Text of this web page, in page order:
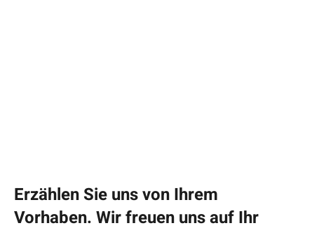
Erzählen Sie uns von Ihrem
Vorhaben. Wir freuen uns auf Ihr